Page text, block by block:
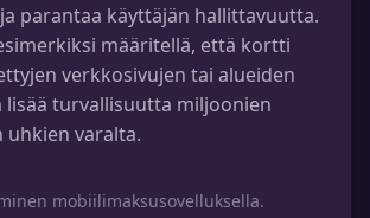
parantaa käyttäjän hallittavuutta.
määritellä, että kortti
verkkosivujen tai alueiden
lisää turvallisuutta miljoonien
uhkien varalta.
mobiilimaksusovelluksella.